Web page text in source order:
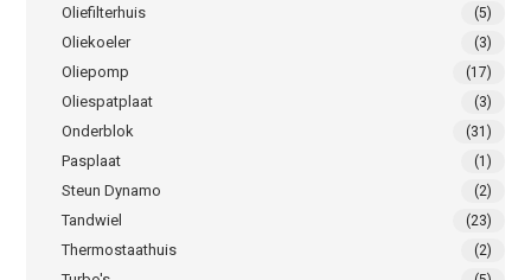
Oliefilterhuis (5)
Oliekoeler (3)
Oliepomp (17)
Oliespatplaat (3)
Onderblok (31)
Pasplaat (1)
Steun Dynamo (2)
Tandwiel (23)
Thermostaathuis (2)